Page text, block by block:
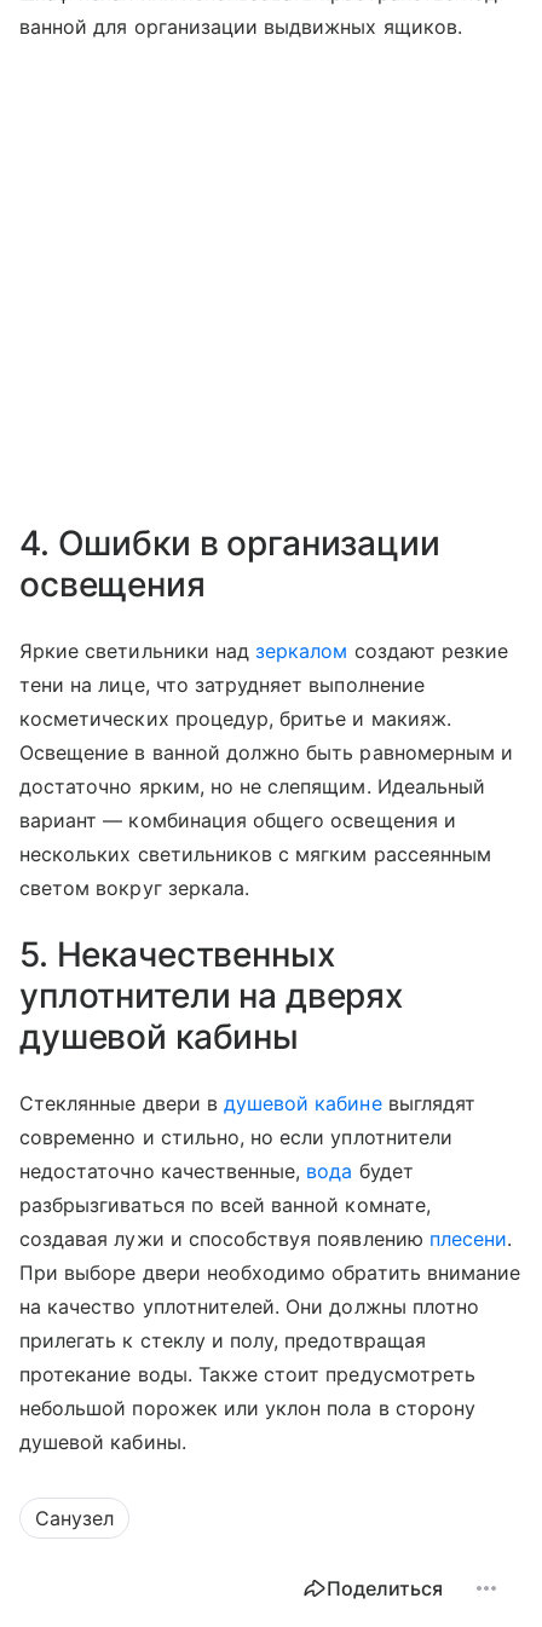
ванной для организации выдвижных ящиков.
4. Ошибки в организации
освещения
Яркие светильники надзеркалом создают резкие
тени на лице, что затрудняет выполнение
косметических процедур, бритье и макияж.
Освещение в ванной должно быть равномерным и
достаточно ярким, но не слепящим. Идеальный
вариант — комбинация общего освещения и
нескольких светильников с мягким рассеянным
светом вокруг зеркала.
5. Некачественных
уплотнители на дверях
душевой кабины
Стеклянные двери в душевой кабиневыглядят
современно и стильно, но если уплотнители
недостаточно качественные, вода будет
разбрызгиваться по всей ванной комнате,
создавая лужи и способствуя появлению плесени.
При выборе двери необходимо обратить внимание
на качество уплотнителей. Они должны плотно
прилегать к стеклу и полу, предотвращая
протекание воды. Также стоит предусмотреть
небольшой порожек или уклон пола в сторону
душевой кабины.
Санузел
Поделиться